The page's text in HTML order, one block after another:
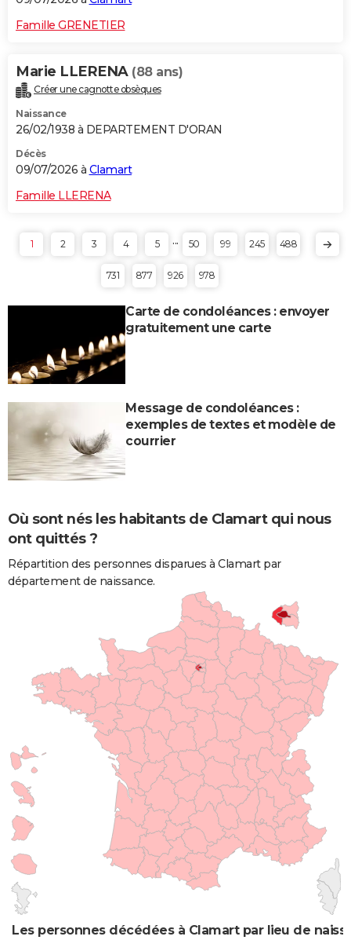
Famille GRENETIER
Marie LLERENA (88 ans)
Créer une cagnotte obsèques
Naissance
26/02/1938 à DEPARTEMENT D'ORAN
Décès
09/07/2026 à Clamart
Famille LLERENA
1 2 3 4 5 ... 50 99 245 488
731 877 926 978
Carte de condoléances : envoyer
gratuitement une carte
Message de condoléances :
exemples de textes et modèle de
courrier
Où sont nés les habitants de Clamart qui nous
ont quittés ?
Répartition des personnes disparues à Clamart par
département de naissance.
Les personnes décédées à Clamart par lieu de